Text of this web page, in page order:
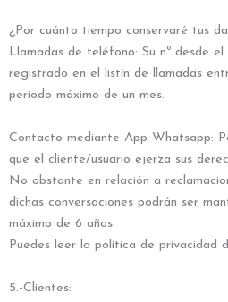
¿Por cuánto tiempo conservaré tus
Llamadas de teléfono: Su nº desde
registrado en el listín de llamadas
periodo máximo de un mes.
Contacto mediante App Whatsapp:
que el cliente/usuario ejerza sus
No obstante en relación a
dichas conversaciones podrán ser
máximo de 6 años.
Puedes leer la política de privacidad
5.-Clientes: